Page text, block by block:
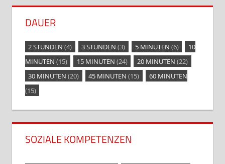
DAUER
2 STUNDEN (4) 3 STUNDEN (3) 5 MINUTEN (6)
10
MINUTEN (15) 15 MINUTEN (24) 20 MINUTEN (22)
30 MINUTEN (20) 45 MINUTEN (15)
60 MINUTEN
(15)
SOZIALE KOMPETENZEN